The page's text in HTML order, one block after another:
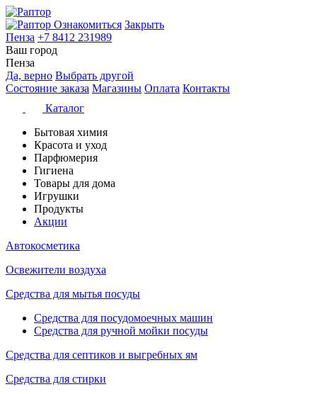
Ознакомиться Закрыть
Пенза +7 8412 231989
Ваш город
Пенза
Да, верно Выбрать другой
Состояние заказа Магазины Оплата Контакты
Каталог
Бытовая химия
Красота и уход
Парфюмерия
Гигиена
Товары для дома
Игрушки
Продукты
Акции
Автокосметика
Освежители воздуха
Средства для мытья посуды
Средства для посудомоечных машин
Средства для ручной мойки посуды
Средства для септиков и выгребных ям
Средства для стирки